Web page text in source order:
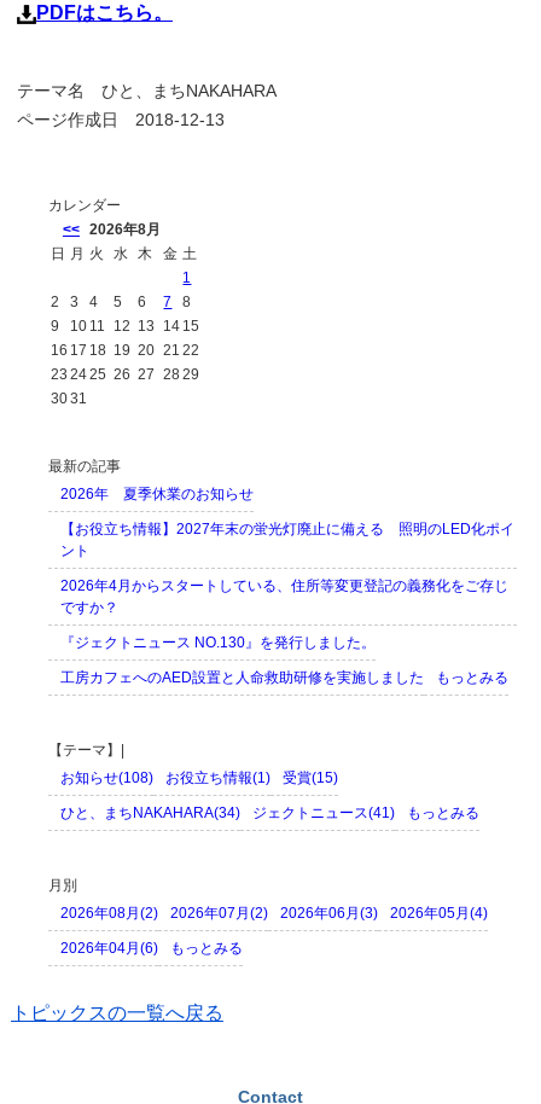
PDFはこちら。
テーマ名 ひと、まちNAKAHARA
ページ作成日 2018-12-13
カレンダー
<<
2026年8月
日 月 火 水 木 金 土
1
2
3 4 5 6 7
8
9
10 11 12 13 14 15
16 17 18 19 20 21 22
23 2425 26 27 2829
3031
最新の記事
2026年 夏季休業のお知らせ
【お役立ち情報】2027年末の蛍光灯廃止に備える 照明のLED化ポイ
ント
2026年4月からスタートしている、住所等変更登記の義務化をご存じ
ですか？
『ジェクトニュース NO.130』を発行しました。
工房カフェへのAED設置と人命救助研修を実施しました もっとみる
【テーマ】|
お知らせ(108)
お役立ち情報(1) 受賞(15)
ひと、まちNAKAHARA(34) ジェクトニュース(41) もっとみる
月別
2026年08月(2)
2026年07月(2) 2026年06月(3) 2026年05月(4)
2026年04月(6) もっとみる
トピックスの一覧へ戻る
Contact